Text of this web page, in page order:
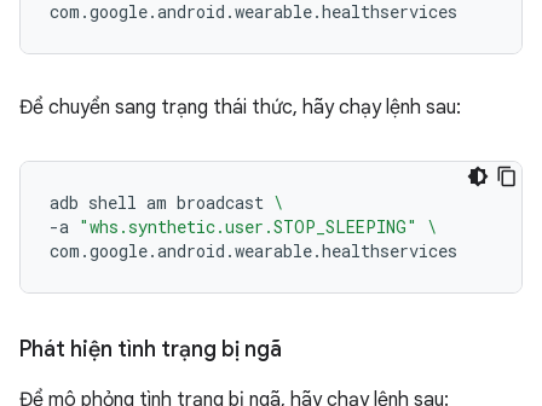
Để chuyển sang trạng thái thức, hãy chạy lệnh sau:
adb shell am broadcast \
-a "whs.synthetic.user.STOP_SLEEPING"
\
Phát hiện tình trạng bị ngã
Để mô phỏng tình trạng bị ngã, hãy chạy lệnh sau: